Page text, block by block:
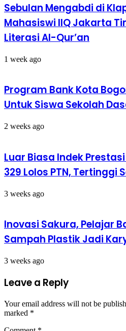
Sebulan Mengabdi di
Mahasiswi IIQ Jakarta
Literasi Al-Qur’an
1 week ago
Program Bank Kota
Untuk Siswa Sekolah
2 weeks ago
Luar Biasa Indek Prestasi
329 Lolos PTN, Tertinggi
3 weeks ago
Inovasi Sakura, Pelajar
Sampah Plastik Jadi
3 weeks ago
Leave a Reply
Your email address will not be
marked *